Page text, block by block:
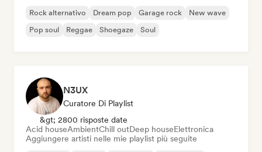
Rock alternativo Dream pop Garage rock
New wave
Pop soul
Reggae Shoegaze Soul
N3UX
Curatore Di Playlist
&gt; 2800 risposte date
Acid houseAmbientChill outDeep houseElettronica
Aggiungere artisti nelle mie playlist più seguite